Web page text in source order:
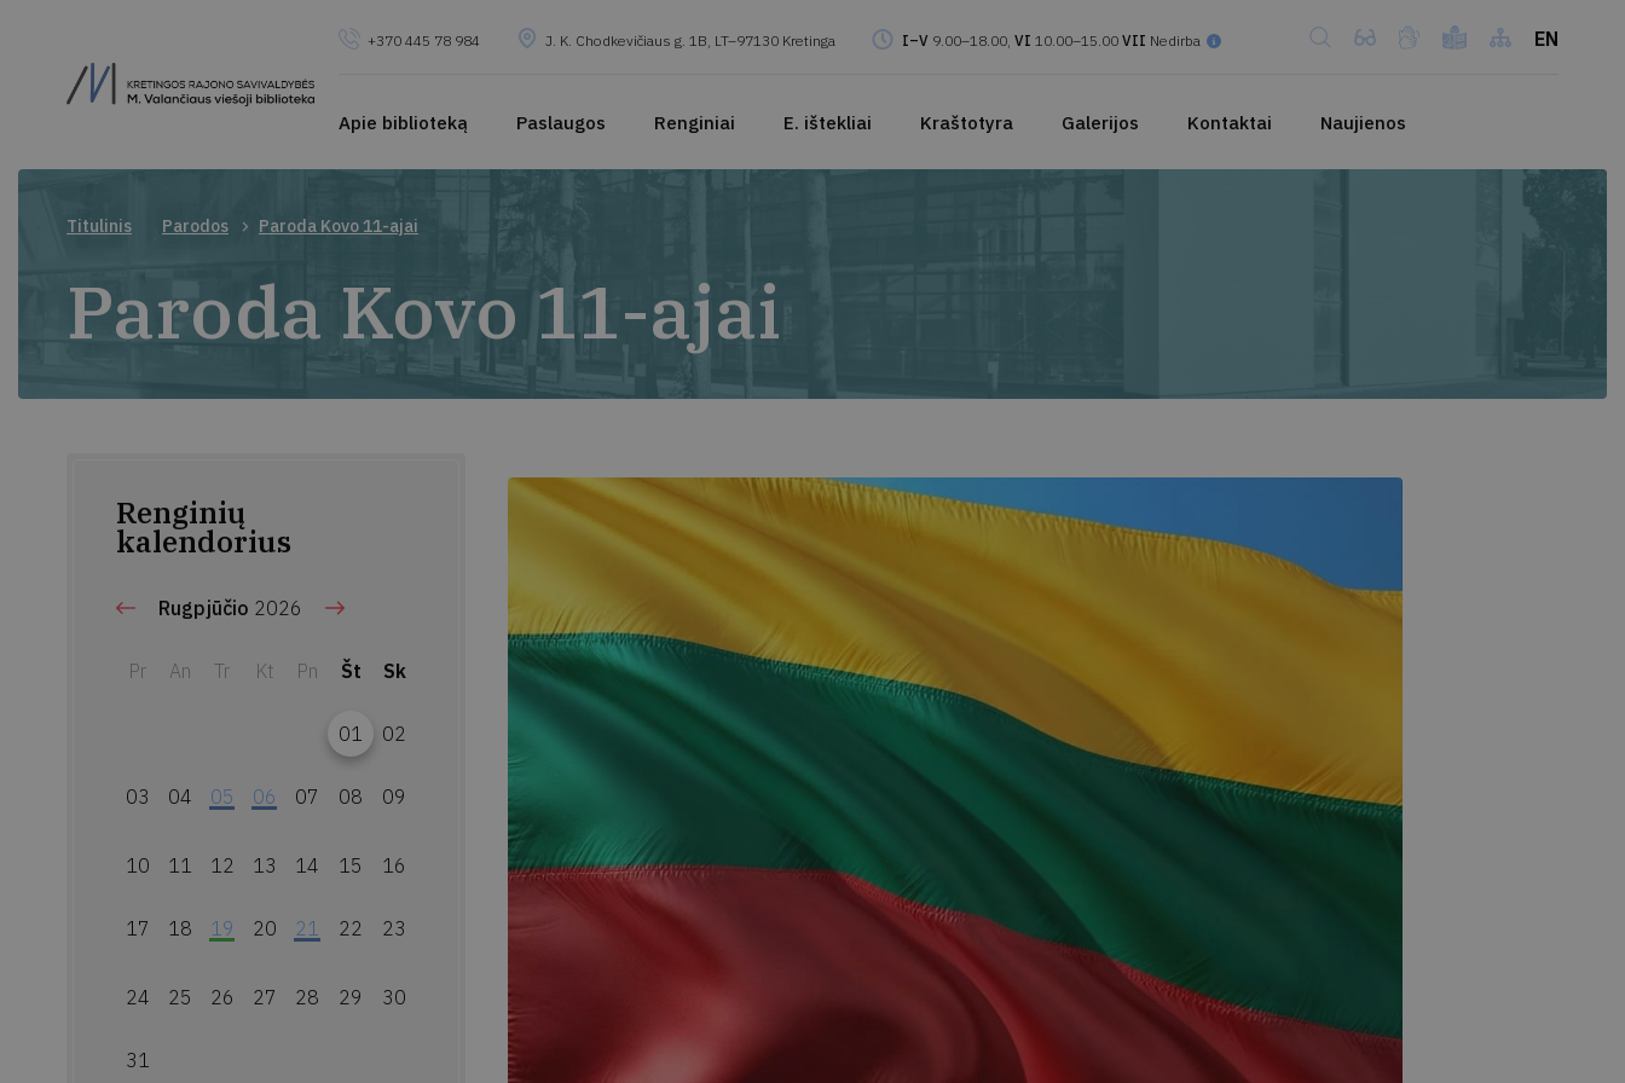
+370 445 78 984 J. K. Chodkevičiaus g. 1B, LT–97130 Kretinga I–V 9.00–18.00, VI 10.00–15.00 VII Nedirba EN
Apie biblioteką Paslaugos Renginiai E. ištekliai Kraštotyra Galerijos Kontaktai Naujienos
Titulinis Parodos Paroda Kovo 11-ajai
Paroda Kovo 11-ajai
Renginių
kalendorius
Rugpjūčio 2026
Pr An Tr Kt Pn Št Sk
01 02
03 04 05 06 07 08 09
10 11 12 13 14 15 16
17 18 19 20 21 22 23
24 25 26 27 28 29 30
31